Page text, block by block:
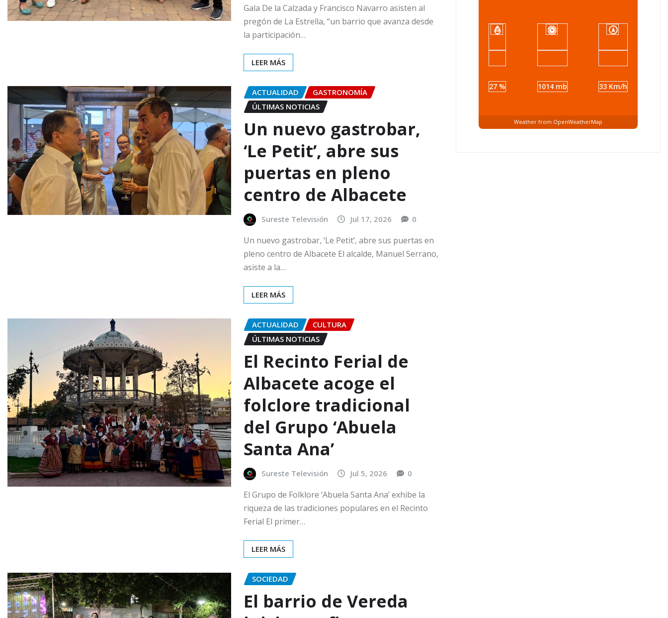
Gala De la Calzada y Francisco Navarro asisten al
pregón de La Estrella, “un barrio que avanza desde
la participación…
LEER MÁS
ACTUALIDAD
GASTRONOMÍA
ÚLTIMAS NOTICIAS
Un nuevo gastrobar,
‘Le Petit’, abre sus
puertas en pleno
centro de Albacete
Sureste Televisión Jul 17, 2026 0
Un nuevo gastrobar, ‘Le Petit’, abre sus puertas en
pleno centro de Albacete El alcalde, Manuel Serrano,
asiste a la…
LEER MÁS
ACTUALIDAD
CULTURA
ÚLTIMAS NOTICIAS
El Recinto Ferial de
Albacete acoge el
folclore tradicional
del Grupo ‘Abuela
Santa Ana’
Sureste Televisión Jul 5, 2026 0
El Grupo de Folklore ‘Abuela Santa Ana’ exhibe la
riqueza de las tradiciones populares en el Recinto
Ferial El primer…
LEER MÁS
SOCIEDAD
El barrio de Vereda
27 % 1014 mb 33 Km/h
Weather from OpenWeatherMap